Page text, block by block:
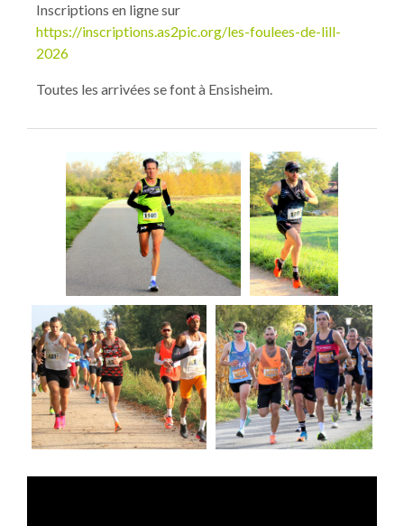
Inscriptions en ligne sur
https://inscriptions.as2pic.org/les-foulees-de-lill-
2026
Toutes les arrivées se font à Ensisheim.